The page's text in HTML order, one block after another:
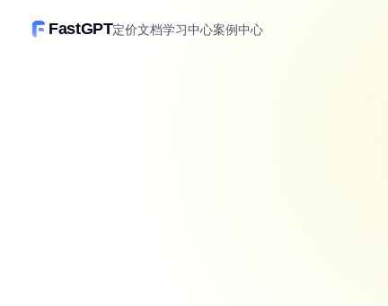
FastGPT定价文档学习中心案例中心